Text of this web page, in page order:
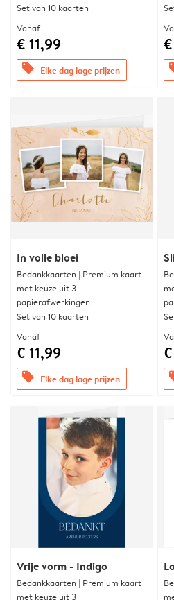
Set van 10 kaarten
Vanaf
€ 11,99
offers Elke dag lage prijzen
In volle bloei
Bedankkaarten | Premium kaart
met keuze uit 3
papierafwerkingen
Set van 10 kaarten
Vanaf
€ 11,99
offers Elke dag lage prijzen
Vrije vorm - Indigo
Bedankkaarten | Premium kaart
met keuze uit 3